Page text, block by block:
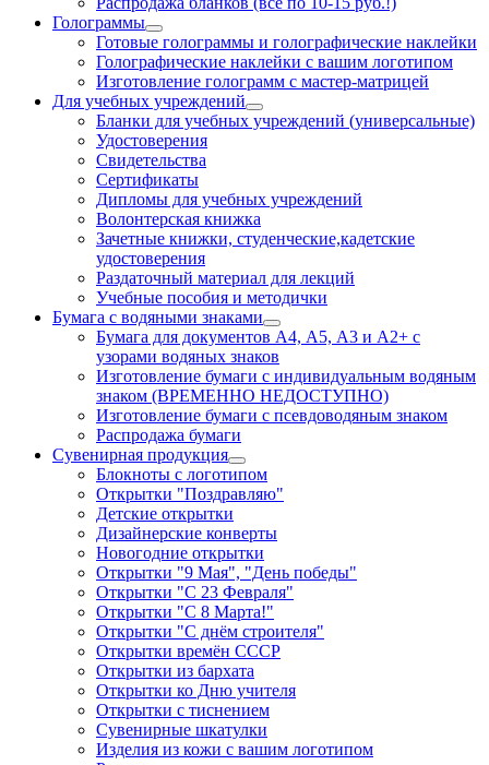
Голограммы
Готовые голограммы и голографические наклейки
Голографические наклейки с вашим логотипом
Изготовление голограмм с мастер-матрицей
Для учебных учреждений
Бланки для учебных учреждений (универсальные)
Удостоверения
Свидетельства
Сертификаты
Дипломы для учебных учреждений
Волонтерская книжка
Зачетные книжки, студенческие,кадетские
удостоверения
Раздаточный материал для лекций
Учебные пособия и методички
Бумага с водяными знаками
Бумага для документов А4, А5, А3 и А2+ с
узорами водяных знаков
Изготовление бумаги с индивидуальным водяным
знаком (ВРЕМЕННО НЕДОСТУПНО)
Изготовление бумаги с псевдоводяным знаком
Распродажа бумаги
Сувенирная продукция
Блокноты с логотипом
Открытки "Поздравляю"
Детские открытки
Дизайнерские конверты
Новогодние открытки
Открытки "9 Мая", "День победы"
Открытки "С 23 Февраля"
Открытки "С 8 Марта!"
Открытки "С днём строителя"
Открытки времён СССР
Открытки из бархата
Открытки ко Дню учителя
Открытки с тиснением
Сувенирные шкатулки
Изделия из кожи с вашим логотипом